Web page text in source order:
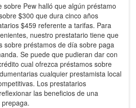
sobre Pew halló que algún préstamo
$300 que dura cinco años
$459 referente a tarifas. Para
nuestro prestatario tiene que
sobre préstamos de día sobre paga
Se puede que pudieran dar con
cual ofrezca préstamos sobre
cualquier prestamista local
Los prestatarios
las beneficios de una